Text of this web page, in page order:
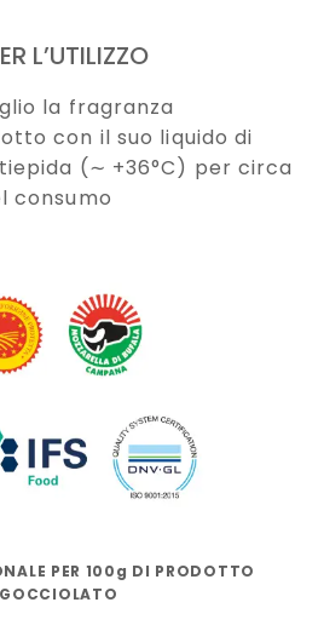
L’UTILIZZO
la fragranza
con il suo liquido di
(∼ +36°C) per circa
consumo
PER 100g DI PRODOTTO